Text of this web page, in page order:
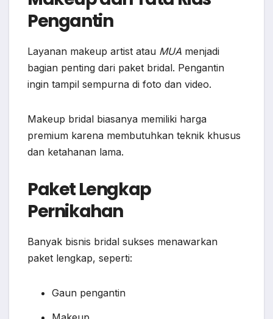
Pengantin
Layanan makeup artist atau MUA menjadi
bagian penting dari paket bridal. Pengantin
ingin tampil sempurna di foto dan video.
Makeup bridal biasanya memiliki harga
premium karena membutuhkan teknik khusus
dan ketahanan lama.
Paket Lengkap
Pernikahan
Banyak bisnis bridal sukses menawarkan
paket lengkap, seperti:
Gaun pengantin